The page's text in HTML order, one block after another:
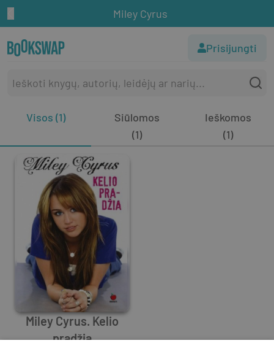
Miley Cyrus
Prisijungti
Visos (1)
Siūlomos
(1)
Ieškomos
(1)
Miley Cyrus. Kelio
pradžia